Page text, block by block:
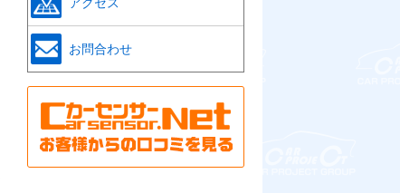
アクセス
お問合わせ